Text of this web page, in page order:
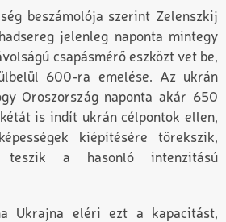
beszámolója szerint Zelenszkij
jelenleg naponta mintegy
csapásmérő eszközt vet be,
600-ra emelése. Az ukrán
Oroszország naponta akár 650
is indít ukrán célpontok ellen,
kiépítésére törekszik,
teszik a hasonló intenzitású
Ukrajna eléri ezt a kapacitást,